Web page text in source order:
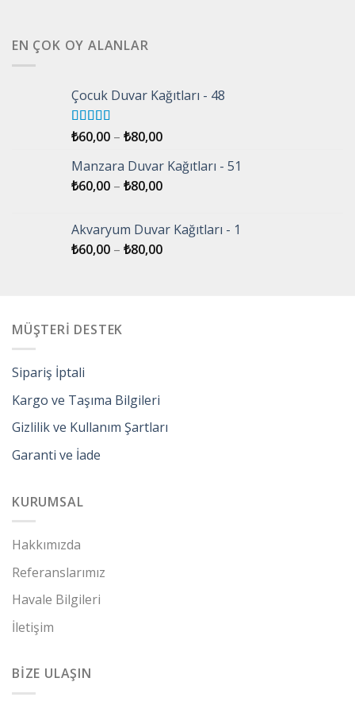
EN ÇOK OY ALANLAR
Çocuk Duvar Kağıtları - 48
5 üzerinden
5.00oy aldı
₺60,00 – ₺80,00
Manzara Duvar Kağıtları - 51
₺60,00 – ₺80,00
Akvaryum Duvar Kağıtları - 1
₺60,00 – ₺80,00
MÜŞTERİ DESTEK
Sipariş İptali
Kargo ve Taşıma Bilgileri
Gizlilik ve Kullanım Şartları
Garanti ve İade
KURUMSAL
Hakkımızda
Referanslarımız
Havale Bilgileri
İletişim
BİZE ULAŞIN